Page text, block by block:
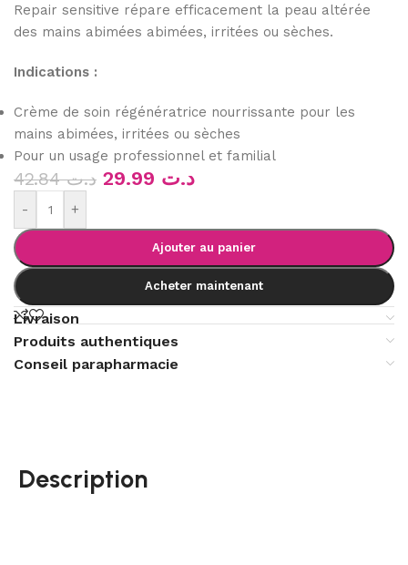
Repair sensitive répare efficacement la peau altérée
des mains abimées abimées, irritées ou sèches.
Indications :
Crème de soin régénératrice nourrissante pour les
mains abimées, irritées ou sèches
Pour un usage professionnel et familial
د.ت42.84 د.ت
- +
Ajouter au panier
Acheter maintenant
Livraison
Produits authentiques
Conseil parapharmacie
Description